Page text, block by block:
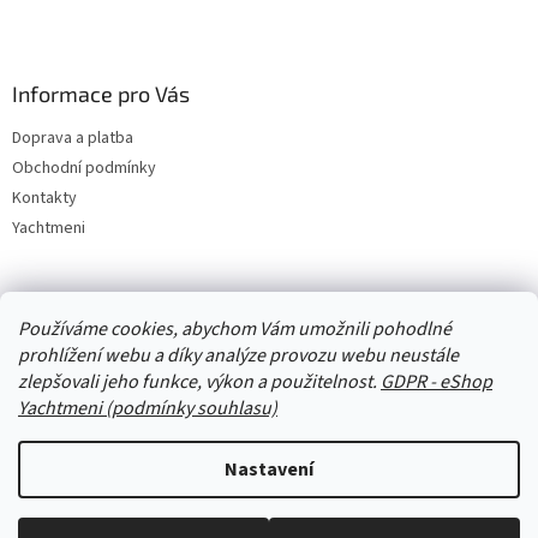
Používáme cookies, abychom Vám umožnili pohodlné
prohlížení webu a díky analýze provozu webu neustále
zlepšovali jeho funkce, výkon a použitelnost. GDPR - eShop
Yachtmeni (podmínky souhlasu)
Nastavení
Informace pro Vás
Doprava a platba
Obchodní podmínky
Kontakty
Yachtmeni
Zboží.cz Heureka.cz Yachtmeni ComGate Payments, a.s.
Vytvořil Shoptet